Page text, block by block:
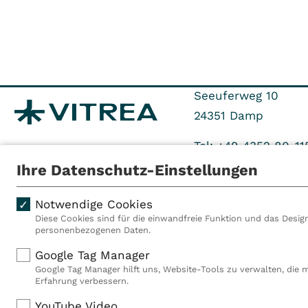
Essen auf dem Kamm
Umgebung des
Stabilisierung,
Link zur Homepage:
essen/
Am Mahnmal 5, 49152
Niedersachsen
Seeuferweg 10
24351 Damp
Tel: +49 4352 80-
Rahmen der Gruppe
Ihre Datenschutz-Einstellungen
Notwendige Cookies
Diese Cookies sind für die einwandfreie Funktion und das
personenbezogenen Daten.
Google Tag Manager
Google Tag Manager hilft uns, Website-Tools zu verwalten, die
Erfahrung verbessern.